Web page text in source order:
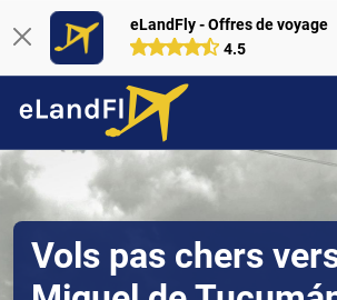
eLandFly - Offres de voyage
4.5
Vols pas chers